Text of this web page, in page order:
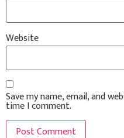
Website
Save my name, email, and
time I comment.